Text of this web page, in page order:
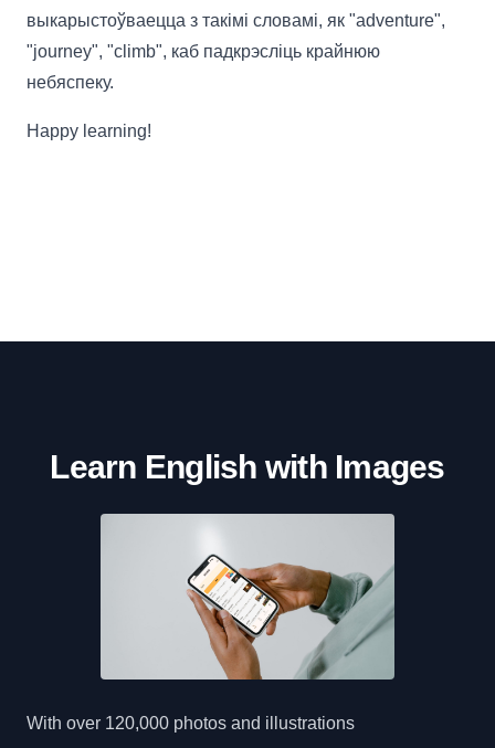
выкарыстоўваецца з такімі словамі, як "adventure",
"journey", "climb", каб падкрэсліць крайнюю
небяспеку.
Happy learning!
Learn English with Images
With over 120,000 photos and illustrations